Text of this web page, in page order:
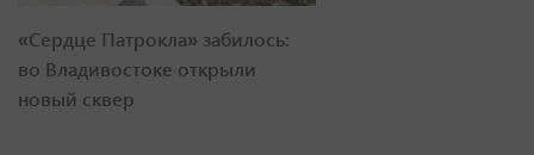
«Сердце Патрокла» забилось:
во Владивостоке открыли
новый сквер